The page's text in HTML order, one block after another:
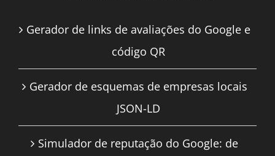
Gerador de links de avaliações do Google e
código QR
Gerador de esquemas de empresas locais
JSON-LD
Simulador de reputação do Google: de